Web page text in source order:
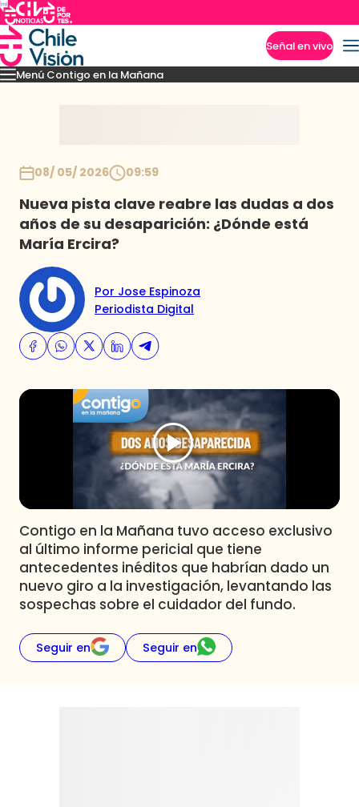
Señal en vivo
Menú Contigo en la Mañana
MomentosReportajesDenunciasPolicialPolíticaEspectáculo
08/ 05/ 2026 09:59
Nueva pista clave reabre las dudas a dos
años de su desaparición: ¿Dónde está
María Ercira?
Por Jose Espinoza
Periodista Digital
Contigo en la Mañana tuvo acceso exclusivo
al último informe pericial que tiene
antecedentes inéditos que habrían dado un
nuevo giro a la investigación, levantando las
sospechas sobre el cuidador del fundo.
Seguir en Seguir en
Imperdibles
Club De La Comedia
Contigo en Directo
Plan Perfecto
Todos Los Programas